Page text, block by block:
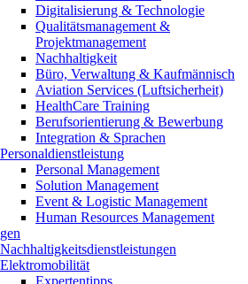
Digitalisierung & Technologie
Qualitätsmanagement &
Projektmanagement
Nachhaltigkeit
Büro, Verwaltung & Kaufmännisch
Aviation Services (Luftsicherheit)
HealthCare Training
Berufsorientierung & Bewerbung
Integration & Sprachen
Personaldienstleistung
Personal Management
Solution Management
Event & Logistic Management
Human Resources Management
Nachhaltigkeitsdienstleistungen
Elektromobilität
Expertentipps